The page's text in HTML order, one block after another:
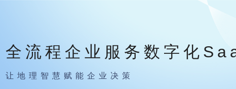
全流程企业服务数字化
让地理智慧赋能企业决策